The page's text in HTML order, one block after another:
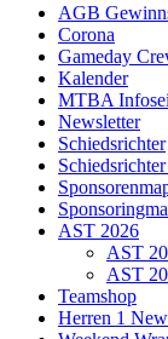
AGB
Corona
Gameday
Kalender
MTBA
Newsletter
Schiedsrichter
AST 2026
AST
AST
Teamshop
Herren 1